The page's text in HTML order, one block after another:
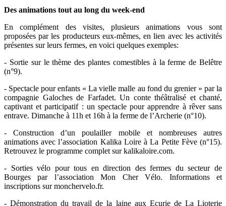
Des animations tout au long du week-end
En complément des visites, plusieurs animations vous sont
proposées par les producteurs eux-mêmes, en lien avec les activités
présentes sur leurs fermes, en voici quelques exemples:
- Sortie sur le thème des plantes comestibles à la ferme de Belêtre
(n°9).
- Spectacle pour enfants « La vielle malle au fond du grenier » par la
compagnie Galoches de Farfadet. Un conte théâtralisé et chanté,
captivant et participatif : un spectacle pour apprendre à rêver sans
entrave. Dimanche à 11h et 16h à la ferme de l’Archerie (n°10).
- Construction d’un poulailler mobile et nombreuses autres
animations avec l’association Kalika Loire à La Petite Fève (n°15).
Retrouvez le programme complet sur kalikaloire.com.
- Sorties vélo pour tous en direction des fermes du secteur de
Bourges par l’association Mon Cher Vélo. Informations et
inscriptions sur monchervelo.fr.
- Démonstration du travail de la laine aux Ecurie de La Lioterie